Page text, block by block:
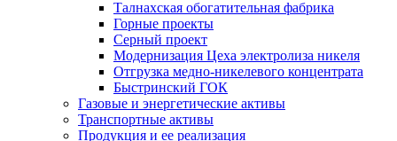
Талнахская обогатительная фабрика
Горные проекты
Серный проект
Модернизация Цеха электролиза никеля
Отгрузка медно-никелевого концентрата
Быстринский ГОК
Газовые и энергетические активы
Транспортные активы
Продукция и ее реализация